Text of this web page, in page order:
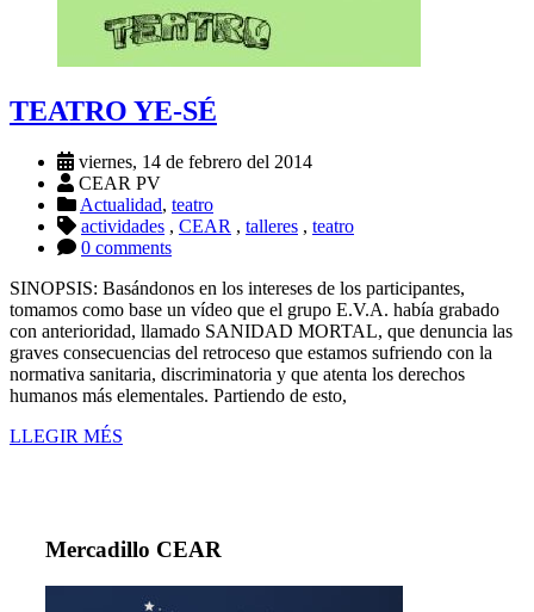
TEATRO YE-SÉ
viernes, 14 de febrero del 2014
CEAR PV
Actualidad, teatro
actividades , CEAR , talleres , teatro
0 comments
SINOPSIS: Basándonos en los intereses de los participantes,
tomamos como base un vídeo que el grupo E.V.A. había grabado
con anterioridad, llamado SANIDAD MORTAL, que denuncia las
graves consecuencias del retroceso que estamos sufriendo con la
normativa sanitaria, discriminatoria y que atenta los derechos
humanos más elementales. Partiendo de esto,
LLEGIR MÉS
Mercadillo CEAR